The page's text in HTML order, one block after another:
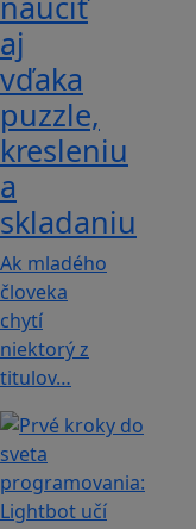
aj
vďaka
puzzle,
kresleniu
a
skladaniu
Ak mladého
človeka
chytí
niektorý z
titulov…